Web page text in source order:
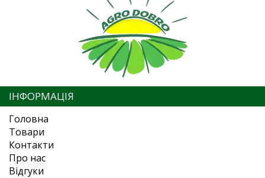
ІНФОРМАЦІЯ
Головна
Товари
Контакти
Про нас
Відгуки